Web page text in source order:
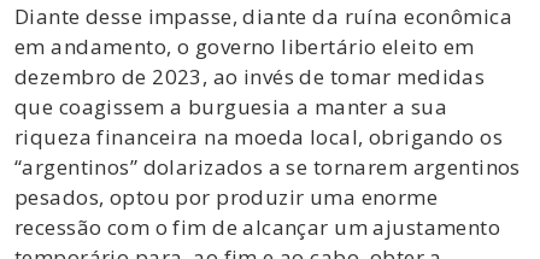
Diante desse impasse, diante da ruína econômica
em andamento, o governo libertário eleito em
dezembro de 2023, ao invés de tomar medidas
que coagissem a burguesia a manter a sua
riqueza financeira na moeda local, obrigando os
“argentinos” dolarizados a se tornarem argentinos
pesados, optou por produzir uma enorme
recessão com o fim de alcançar um ajustamento